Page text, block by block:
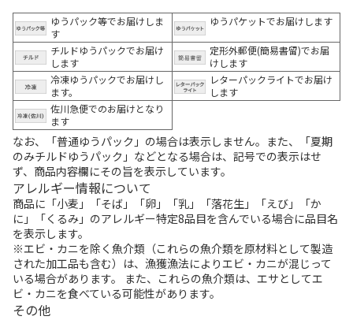
ゆうパック等でお届けしま
す
ゆうパケットでお届けします
チルドゆうパックでお届け
します
定形外郵便(簡易書留)でお届
けします
冷凍ゆうパックでお届けし
ます。
レターパックライトでお届け
します
佐川急便でのお届けとなり
ます
なお、「普通ゆうパック」の場合は表示しません。また、「夏期
のみチルドゆうパック」などとなる場合は、記号での表示はせ
ず、商品内容欄にその旨を表示しています。
アレルギー情報について
商品に「小麦」「そば」「卵」「乳」「落花生」「えび」「か
に」「くるみ」のアレルギー特定8品目を含んでいる場合に品目名
を表示します。
※エビ・カニを除く魚介類（これらの魚介類を原材料として製造
された加工品も含む）は、漁獲漁法によりエビ・カニが混じって
いる場合があります。 また、これらの魚介類は、エサとしてエ
ビ・カニを食べている可能性があります。
その他